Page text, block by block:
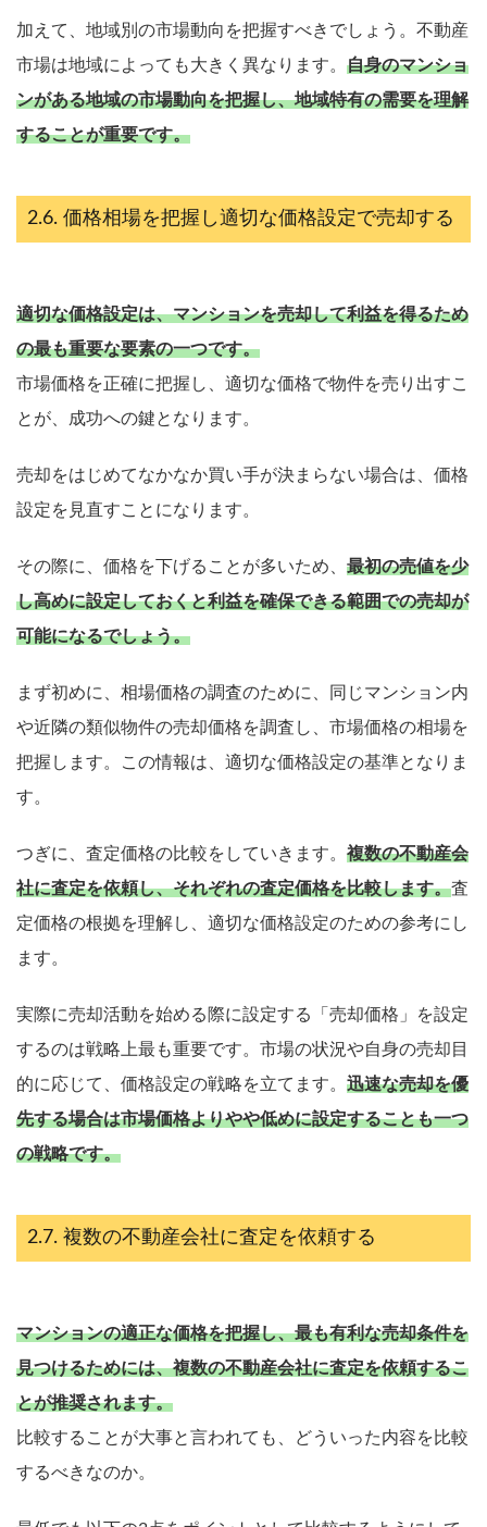
加えて、地域別の市場動向を把握すべきでしょう。不動産
市場は地域によっても大きく異なります。 自身のマンショ
ンがある地域の市場動向を把握し、地域特有の需要を理解
することが重要です。
価格相場を把握し適切な価格設定で売却する
適切な価格設定は、マンションを売却して利益を得るため
の最も重要な要素の一つです。
市場価格を正確に把握し、適切な価格で物件を売り出すこ
とが、成功への鍵となります。
売却をはじめてなかなか買い手が決まらない場合は、価格
設定を見直すことになります。
その際に、価格を下げることが多いため、 最初の売値を少
し高めに設定しておくと利益を確保できる範囲での売却が
可能になるでしょう。
まず初めに、相場価格の調査のために、同じマンション内
や近隣の類似物件の売却価格を調査し、市場価格の相場を
把握します。この情報は、適切な価格設定の基準となりま
す。
つぎに、査定価格の比較をしていきます。 複数の不動産会
社に査定を依頼し、それぞれの査定価格を比較します。査
定価格の根拠を理解し、適切な価格設定のための参考にし
ます。
実際に売却活動を始める際に設定する「売却価格」を設定
するのは戦略上最も重要です。市場の状況や自身の売却目
的に応じて、価格設定の戦略を立てます。 迅速な売却を優
先する場合は市場価格よりやや低めに設定することも一つ
の戦略です。
複数の不動産会社に査定を依頼する
マンションの適正な価格を把握し、最も有利な売却条件を
見つけるためには、複数の不動産会社に査定を依頼するこ
とが推奨されます。
比較することが大事と言われても、どういった内容を比較
するべきなのか。